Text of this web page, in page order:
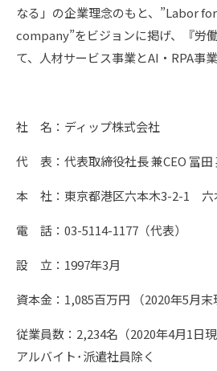
なる」の企業理念のもと、”Labor
company”をビジョンに掲げ、『労
て、人材サービス事業とAI・RPA事
社 名：ディップ株式会社
代 表：代表取締役社長 兼CEO 冨田
本 社：東京都港区六本木3-2-1 六
電 話：03-5114-1177（代表）
設 立：1997年3月
資本金：1,085百万円 （2020年5月末
従業員数：2,234名（2020年4月1日
アルバイト･派遣社員除く